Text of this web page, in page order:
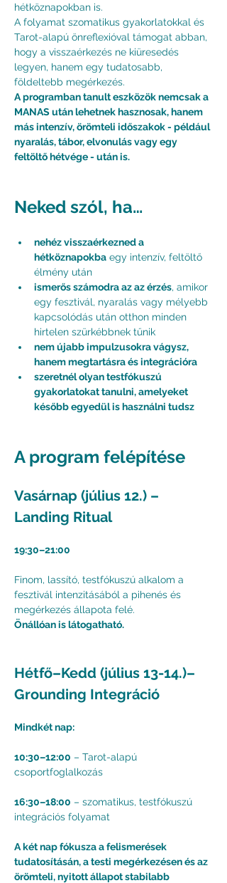
hétköznapokban is.
A folyamat szomatikus gyakorlatokkal és
Tarot-alapú önreflexióval támogat abban,
hogy a visszaérkezés ne kiüresedés
legyen, hanem egy tudatosabb,
földeltebb megérkezés.
A programban tanult eszközök nemcsak a
MANAS után lehetnek hasznosak, hanem
más intenzív, örömteli időszakok - például
nyaralás, tábor, elvonulás vagy egy
feltöltő hétvége - után is.
Neked szól, ha…
nehéz visszaérkezned a
hétköznapokba egy intenzív, feltöltő
élmény után
ismerős számodra az az érzés, amikor
egy fesztivál, nyaralás vagy mélyebb
kapcsolódás után otthon minden
hirtelen szürkébbnek tűnik
nem újabb impulzusokra vágysz,
hanem megtartásra és integrációra
szeretnél olyan testfókuszú
gyakorlatokat tanulni, amelyeket
később egyedül is használni tudsz
A program felépítése
Vasárnap (július 12.) –
Landing Ritual
19:30–21:00
Finom, lassító, testfókuszú alkalom a
fesztivál intenzitásából a pihenés és
megérkezés állapota felé.
Önállóan is látogatható.
Hétfő–Kedd (július 13-14.)–
Grounding Integráció
Mindkét nap:
10:30–12:00 – Tarot-alapú
csoportfoglalkozás
16:30–18:00 – szomatikus, testfókuszú
integrációs folyamat
A két nap fókusza a felismerések
tudatosításán, a testi megérkezésen és az
örömteli, nyitott állapot stabilabb